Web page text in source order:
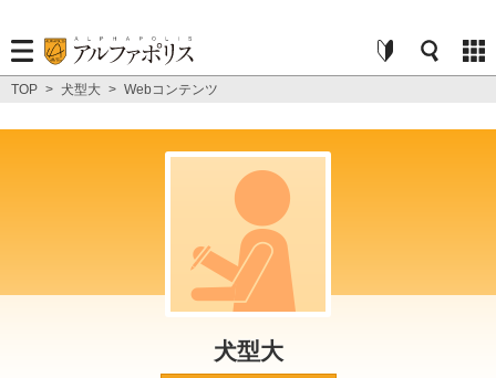
TOP > 犬型大 > Webコンテンツ
犬型大